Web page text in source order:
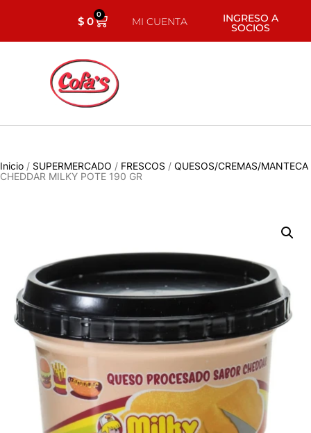
$0 0
MI CUENTA INGRESO A
SOCIOS
Inicio / SUPERMERCADO / FRESCOS / QUESOS/CREMAS/MANTECA
CHEDDAR MILKY POTE 190 GR